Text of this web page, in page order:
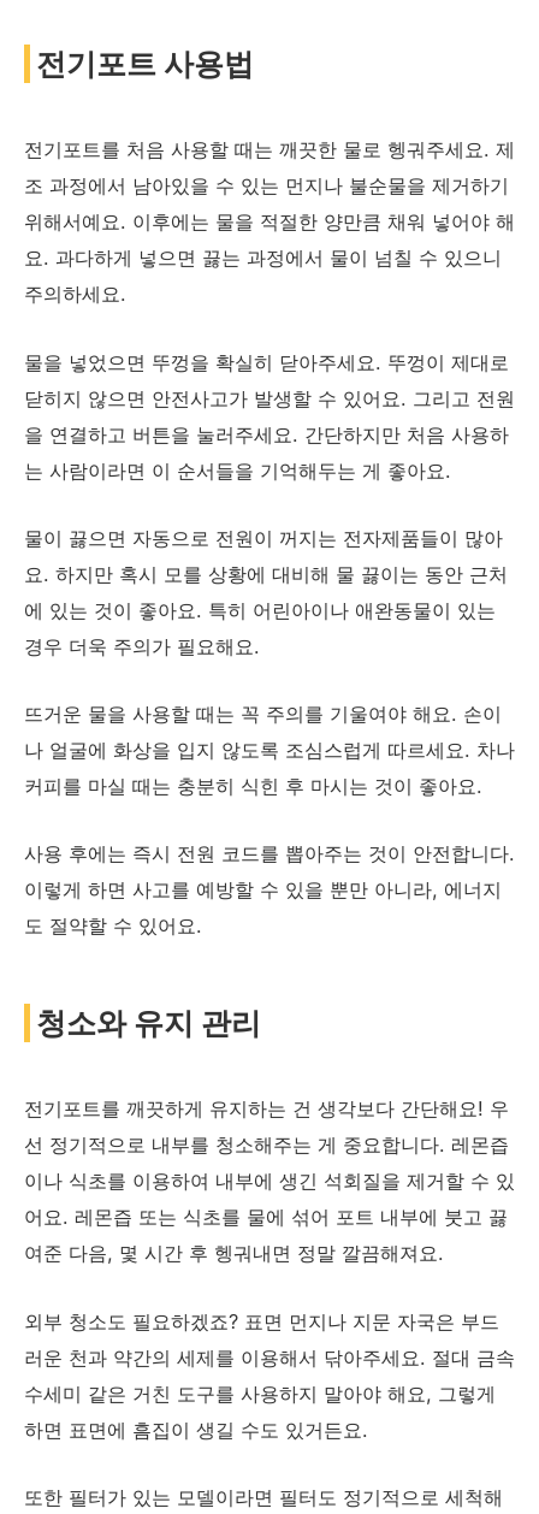
전기포트 사용법
전기포트를 처음 사용할 때는 깨끗한 물로 헹궈주세요. 제
조 과정에서 남아있을 수 있는 먼지나 불순물을 제거하기
위해서예요. 이후에는 물을 적절한 양만큼 채워 넣어야 해
요. 과다하게 넣으면 끓는 과정에서 물이 넘칠 수 있으니
주의하세요.
물을 넣었으면 뚜껑을 확실히 닫아주세요. 뚜껑이 제대로
닫히지 않으면 안전사고가 발생할 수 있어요. 그리고 전원
을 연결하고 버튼을 눌러주세요. 간단하지만 처음 사용하
는 사람이라면 이 순서들을 기억해두는 게 좋아요.
물이 끓으면 자동으로 전원이 꺼지는 전자제품들이 많아
요. 하지만 혹시 모를 상황에 대비해 물 끓이는 동안 근처
에 있는 것이 좋아요. 특히 어린아이나 애완동물이 있는
경우 더욱 주의가 필요해요.
뜨거운 물을 사용할 때는 꼭 주의를 기울여야 해요. 손이
나 얼굴에 화상을 입지 않도록 조심스럽게 따르세요. 차나
커피를 마실 때는 충분히 식힌 후 마시는 것이 좋아요.
사용 후에는 즉시 전원 코드를 뽑아주는 것이 안전합니다.
이렇게 하면 사고를 예방할 수 있을 뿐만 아니라, 에너지
도 절약할 수 있어요.
청소와 유지 관리
전기포트를 깨끗하게 유지하는 건 생각보다 간단해요! 우
선 정기적으로 내부를 청소해주는 게 중요합니다. 레몬즙
이나 식초를 이용하여 내부에 생긴 석회질을 제거할 수 있
어요. 레몬즙 또는 식초를 물에 섞어 포트 내부에 붓고 끓
여준 다음, 몇 시간 후 헹궈내면 정말 깔끔해져요.
외부 청소도 필요하겠죠? 표면 먼지나 지문 자국은 부드
러운 천과 약간의 세제를 이용해서 닦아주세요. 절대 금속
수세미 같은 거친 도구를 사용하지 말아야 해요, 그렇게
하면 표면에 흠집이 생길 수도 있거든요.
또한 필터가 있는 모델이라면 필터도 정기적으로 세척해